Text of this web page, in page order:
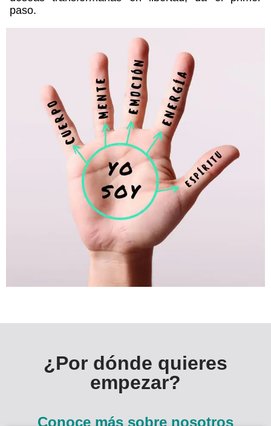
paso.
¿Por dónde quieres
empezar?
Conoce más sobre nosotros